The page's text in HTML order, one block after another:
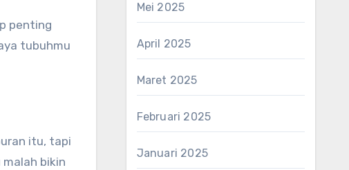
penting
tubuhmu
itu, tapi
bikin
Mei 2025
April 2025
Maret 2025
Februari 2025
Januari 2025